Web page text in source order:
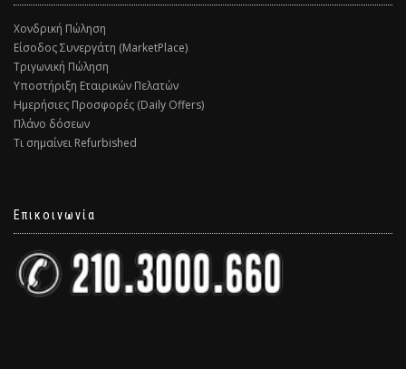
Χονδρική Πώληση
Είσοδος Συνεργάτη (MarketPlace)
Τριγωνική Πώληση
Υποστήριξη Εταιρικών Πελατών
Ημερήσιες Προσφορές (Daily Offers)
Πλάνο δόσεων
Τι σημαίνει Refurbished
Επικοινωνία